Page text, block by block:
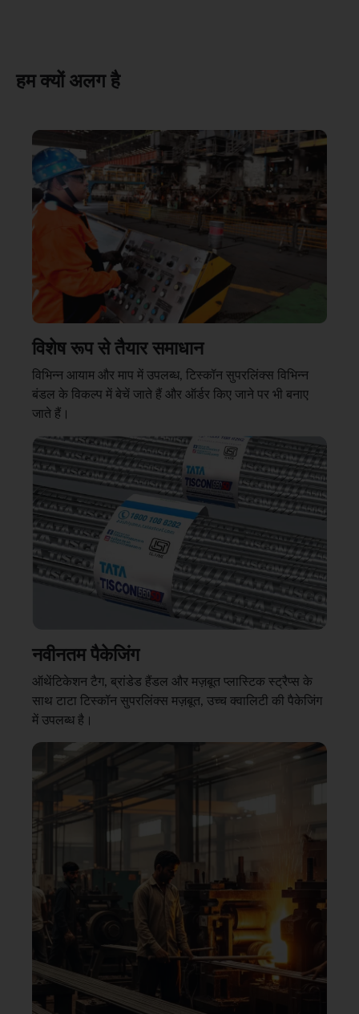
हम क्यों अलग है
विशेष रूप से तैयार समाधान
विभिन्न आयाम और माप में उपलब्ध, टिस्कॉन सुपरलिंक्स विभिन्न
बंडल के विकल्प में बेचें जाते हैं और ऑर्डर किए जाने पर भी बनाए
जाते हैं।
नवीनतम पैकेजिंग
ऑथेंटिकेशन टैग, ब्रांडेड हैंडल और मज़बूत प्लास्टिक स्ट्रैप्स के
साथ टाटा टिस्कॉन सुपरलिंक्स मज़बूत, उच्च क्वालिटी की पैकेजिंग
में उपलब्ध है।